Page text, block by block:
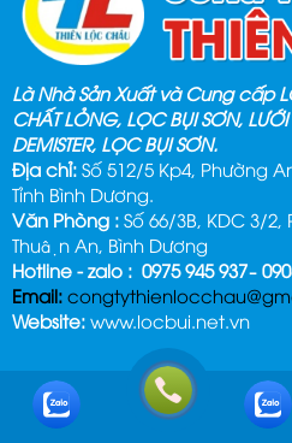
Là Nhà Sản Xuất và Cung cấp
CHẤT LỎNG, LỌC BỤI SƠN,
DEMISTER, LỌC BỤI SƠN.
Địa chỉ: Số 512/5 Kp4, Phường
Tỉnh Bình Dương.
Văn Phòng : Số 66/3B, KDC 3/
Thuận An, Bình Dương
Hotline - zalo : 0975 945 937–
Email:
Website: www.locbui.net.vn